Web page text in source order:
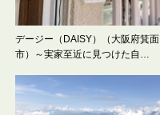
デージー（DAISY）（大阪府箕面
市）～実家至近に見つけた自…